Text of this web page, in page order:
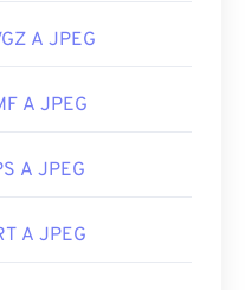
"Apri con"
sui browser
e sulle applicazioni
Experts Group
A JPEG
A JPEG
A JPEG
A JPEG